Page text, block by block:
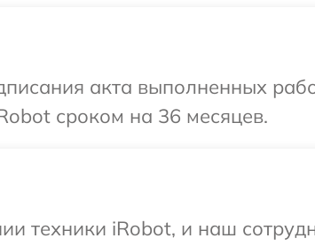
акта выполненных
сроком на 36 месяцев.
техники iRobot, и наш